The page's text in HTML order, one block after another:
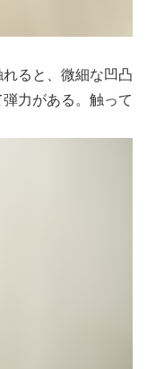
ると、微細な凹凸
力がある。触って